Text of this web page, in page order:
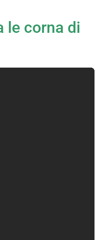
le corna di